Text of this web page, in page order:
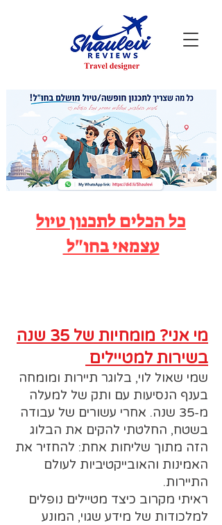
כל הכלים לתכנון טיול
עצמאי בחו"ל
מי אני? מומחיות של 35 שנה
בשירות למטיילים
שמי שאול לוי, בלוגר תיירות ומומחה
בענף הנסיעות עם ותק של למעלה
מ-35 שנה. אחרי עשורים של עבודה
בשטח, החלטתי להקים את הבלוג
הזה מתוך שליחות אחת: להחזיר את
האמינות והאובייקטיביות לעולם
התיירות.
ראיתי מקרוב כיצד מטיילים נופלים
למלכודות של מידע שגוי, המונע